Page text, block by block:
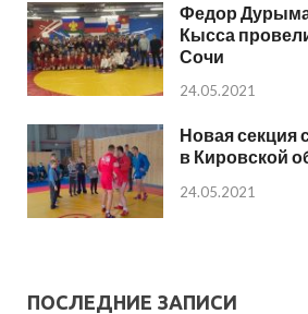
Федор
Кысса
Сочи
24.05.2021
Новая секция
в Кировской
24.05.2021
ПОСЛЕДНИЕ ЗАПИСИ